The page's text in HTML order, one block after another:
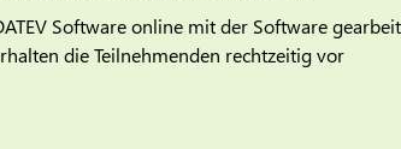
Software online mit der Software
die Teilnehmenden rechtzeitig vor